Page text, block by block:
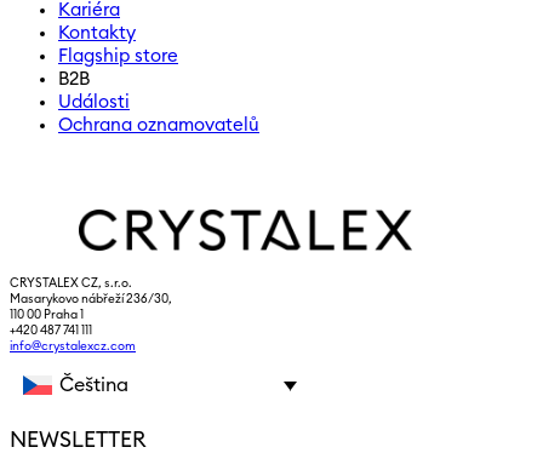
Kariéra
Kontakty
Flagship store
B2B
Události
Ochrana oznamovatelů
CRYSTALEX CZ, s.r.o.
Masarykovo nábřeží 236/30,
110 00 Praha 1
+420 487 741 111
info@crystalexcz.com
Čeština
NEWSLETTER